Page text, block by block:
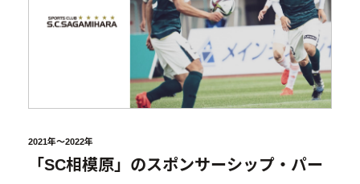
2021年～2022年
「SC相模原」のスポンサーシップ・パー